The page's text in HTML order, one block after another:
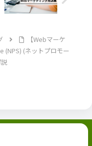
【Webマーケ
(NPS) (ネットプロモー